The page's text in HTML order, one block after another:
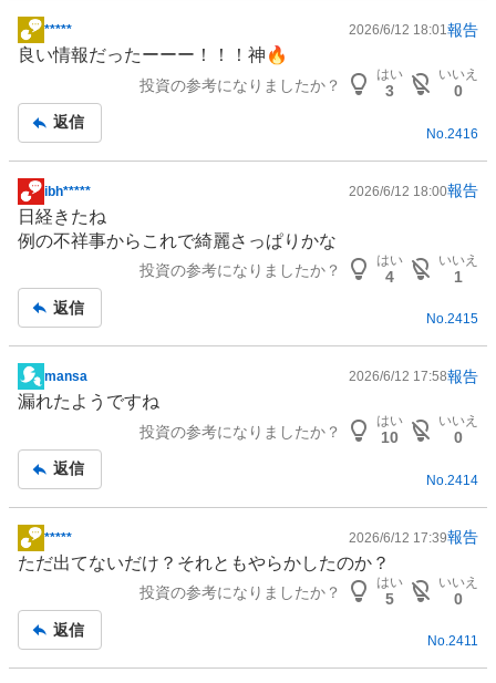
掲
示
事
***** 2026/6/12 18:01報告
良い情報だったーーー！！！神🔥
投資の参考になりましたか？
はい
3
いいえ
0
返信
No. 2416
掲
示
板
ibh***** 2026/6/12 18:00報告
日経きたね
例の不祥事からこれで綺麗さっぱりかな
投資の参考になりましたか？
はい
4
いいえ
1
返信
No.2415
掲
示
事
mansa 2026/6/12 17:58報告
漏れたようですね
投資の参考になりましたか？
はい
10
いいえ
0
返信
No. 2414
掲
示
事
***** 2026/6/12 17:39報告
ただ出てないだけ？それともやらかしたのか？
投資の参考になりましたか？
はい
5
いいえ
0
返信
No.2411